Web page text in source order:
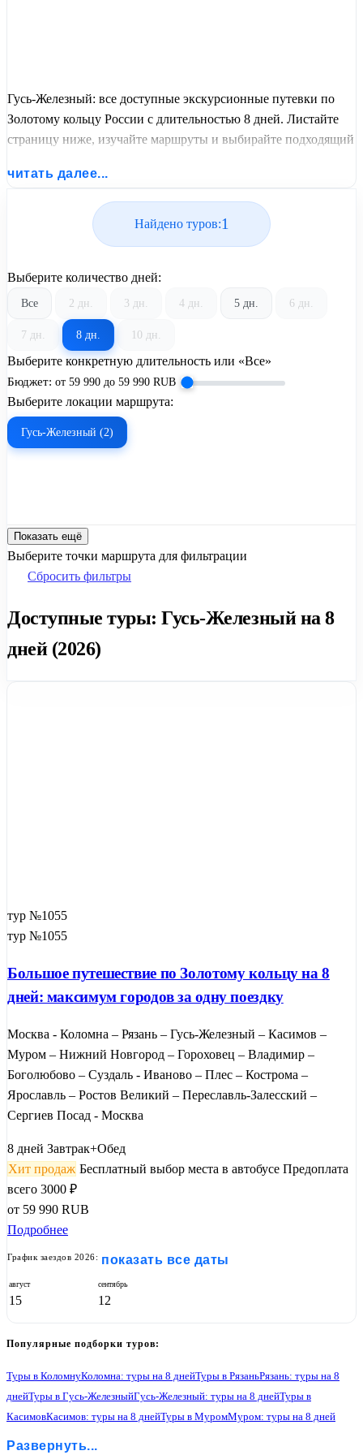
Гусь-Железный: все доступные экскурсионные путевки по
Золотому кольцу России с длительностью 8 дней. Листайте
страницу ниже, изучайте маршруты и выбирайте подходящий
от United Travel Systems.
читать далее...
Найдено туров:1
Выберите количество дней:
Все 2 дн. 3 дн. 4 дн. 5 дн. 6 дн.
7 дн. 8 дн. 10 дн.
Выберите конкретную длительность или «Все»
Бюджет: от 59 990 до 59 990 RUB
Выберите локации маршрута:
Гусь-Железный (2)
Показать ещё
Выберите точки маршрута для фильтрации
Сбросить фильтры
Доступные туры: Гусь-Железный на 8
дней (2026)
тур №1055
тур №1055
Большое путешествие по Золотому кольцу на 8
дней: максимум городов за одну поездку
Москва - Коломна – Рязань – Гусь-Железный – Касимов –
Муром – Нижний Новгород – Гороховец – Владимир –
Боголюбово – Суздаль - Иваново – Плес – Кострома –
Ярославль – Ростов Великий – Переславль-Залесский –
Сергиев Посад - Москва
8 дней Завтрак+Обед
Хит продаж Бесплатный выбор места в автобусе Предоплата
всего 3000 ₽
от 59 990 RUB
Подробнее
График заездов 2026: показать все даты
август
15
сентябрь
12
Популярные подборки туров:
Туры в КоломнуКоломна: туры на 8 днейТуры в РязаньРязань: туры на 8
днейТуры в Гусь-ЖелезныйГусь-Железный: туры на 8 днейТуры в
КасимовКасимов: туры на 8 днейТуры в МуромМуром: туры на 8 дней
Туры в ГороховецГороховец: туры на 8 дней
Развернуть...